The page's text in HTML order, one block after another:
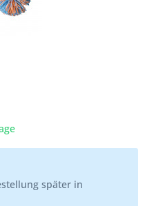
später in